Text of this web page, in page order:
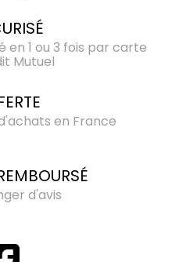
en 1 ou 3 fois par carte
Mutuel
en France
d'avis